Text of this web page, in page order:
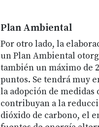
Plan Ambiental
Por otro lado, la
un Plan Ambiental
también un máximo de
puntos. Se tendrá muy
la adopción de medidas
contribuyan a la
dióxido de carbono, el